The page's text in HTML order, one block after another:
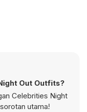
Out Outfits?
Celebrities Night
utama!